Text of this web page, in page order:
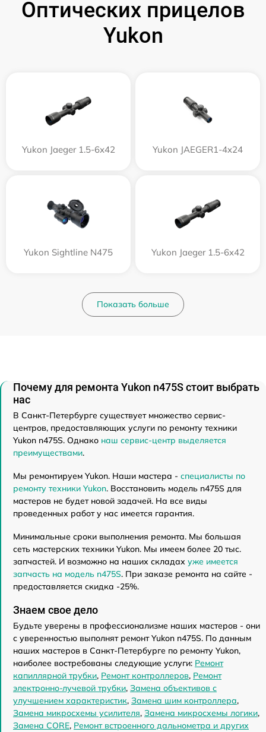
Оптических прицелов
Yukon
Yukon Jaeger 1.5-6x42 Yukon JAEGER1-4x24
Yukon Sightline N475 Yukon Jaeger 1.5-6x42
Показать больше
Почему для ремонта Yukon n475S стоит выбрать
нас
В Санкт-Петербурге существует множество сервис-
центров, предоставляющих услуги по ремонту техники
Yukon n475S. Однако наш сервис-центр выделяется
преимуществами.
Мы ремонтируем Yukon. Наши мастера - специалисты по
ремонту техники Yukon. Восстановить модель n475S для
мастеров не будет новой задачей. На все виды
проведенных работ у нас имеется гарантия.
Минимальные сроки выполнения ремонта. Мы большая
сеть мастерских техники Yukon. Мы имеем более 20 тыс.
запчастей. И возможно на наших складах уже имеется
запчасть на модель n475S. При заказе ремонта на сайте -
предоставляется скидка -25%.
Знаем свое дело
Будьте уверены в профессионализме наших мастеров - они
с уверенностью выполнят ремонт Yukon n475S. По данным
наших мастеров в Санкт-Петербурге по ремонту Yukon,
наиболее востребованы следующие услуги: Ремонт
капиллярной трубки, Ремонт контроллеров, Ремонт
электронно-лучевой трубки, Замена объективов с
улучшением характеристик, Замена шим контроллера,
Замена микросхемы усилителя, Замена микросхемы логики,
Замена CORE, Ремонт встроенного дальнометра и других